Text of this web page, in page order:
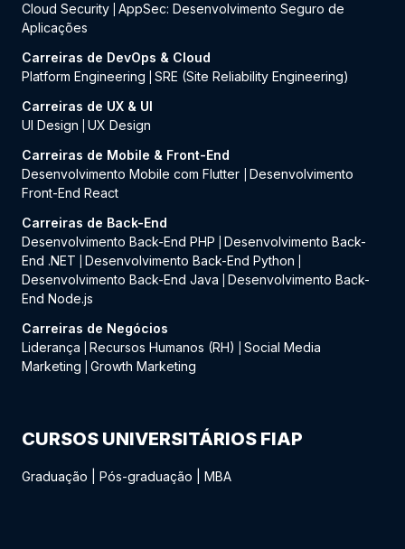
Cloud Security AppSec: Desenvolvimento Seguro de
Aplicações
Carreiras de DevOps & Cloud
Platform Engineering
SRE (Site Reliability Engineering)
Carreiras de UX & UI
UI Design
UX Design
Carreiras de Mobile & Front-End
Desenvolvimento Mobile com Flutter
Desenvolvimento
Front-End React
Carreiras de Back-End
Desenvolvimento Back-End PHP
Desenvolvimento Back-
End .NET
Desenvolvimento Back-End Python
Desenvolvimento Back-End Java
Desenvolvimento Back-
End Node.js
Carreiras de Negócios
Liderança
Recursos Humanos (RH)
Social Media
Marketing
Growth Marketing
CURSOS UNIVERSITÁRIOS FIAP
Graduação Pós-graduação MBA